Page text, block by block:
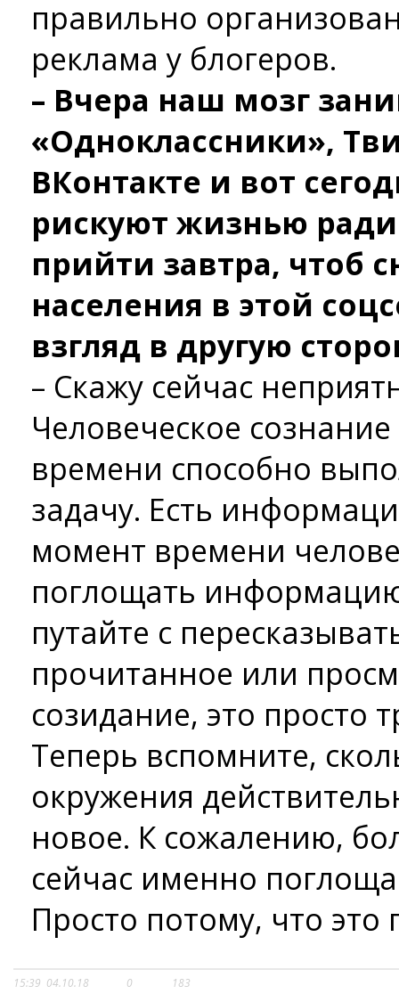
правильно
реклама у блогеров.
– Вчера наш мозг
«Одноклассники»,
ВКонтакте и вот
рискуют жизнью
прийти завтра, чтоб
населения в этой
взгляд в другую
– Скажу сейчас
Человеческое
времени способно
задачу. Есть
момент времени
поглощать
путайте с
прочитанное или
созидание, это просто
Теперь вспомните,
окружения
новое. К сожалению,
сейчас именно
Просто потому, что это
15:39 04.10.18 0 183